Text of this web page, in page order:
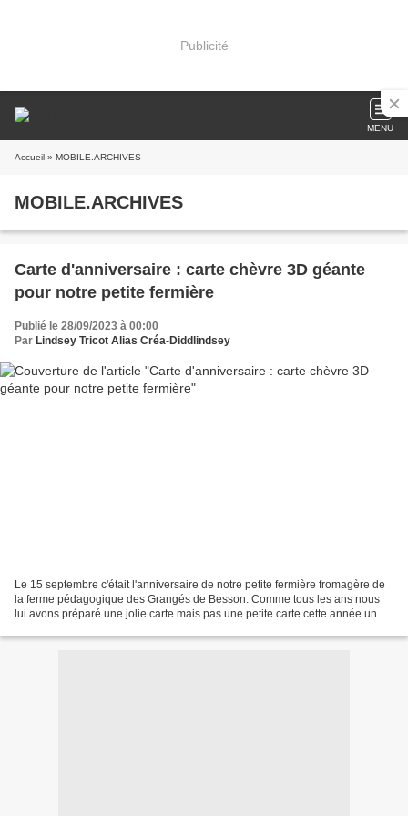
Publicité
MENU
Accueil » MOBILE.ARCHIVES
MOBILE.ARCHIVES
Carte d'anniversaire : carte chèvre 3D géante
pour notre petite fermière
Publié le 28/09/2023 à 00:00
Par Lindsey Tricot Alias Créa-Diddlindsey
Le 15 septembre c'était l'anniversaire de notre petite fermière fromagère de
la ferme pédagogique des Grangés de Besson. Comme tous les ans nous
lui avons préparé une jolie carte mais pas une petite carte cette année une